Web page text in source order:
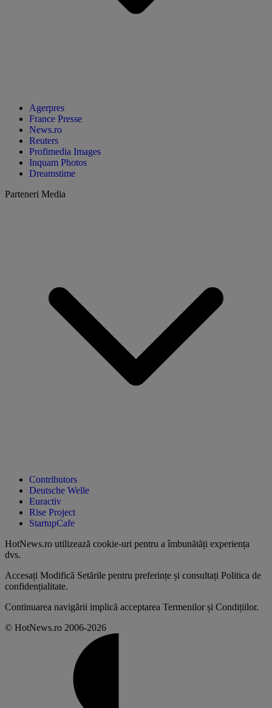
Agerpres
France Presse
News.ro
Reuters
Profimedia Images
Inquam Photos
Dreamstime
Parteneri Media
Contributors
Deutsche Welle
Euractiv
Rise Project
StartupCafe
HotNews.ro utilizează cookie-uri pentru a îmbunătăți experiența
dvs.
Accesați Modifică Setările pentru preferințe și consultați Politica de
confidențialitate.
Continuarea navigării implică acceptarea Termenilor și Condițiilor.
© HotNews.ro 2006-2026